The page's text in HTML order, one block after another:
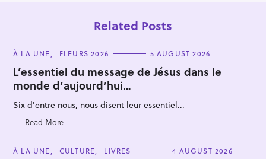
Related Posts
C
T
E
G
O
I
S
À LA UNE FLEURS 2026 5 AUGUST 2026
L’essentiel du message de Jésus dans le
monde d’aujourd’hui…
Six d'entre nous, nous disent leur essentiel...
Read More
C
À LA UNE CULTURE LIVRES 4 AUGUST 2026
a